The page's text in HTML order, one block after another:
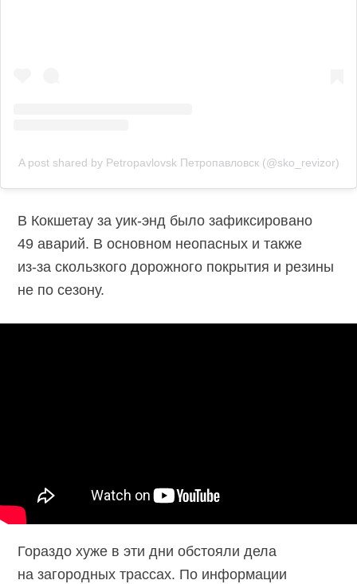
A post shared by Petropavlovsk Петропавловск (@sko_revizor)
В Кокшетау за уик-энд было зафиксировано
49 аварий. В основном неопасных и также
из-за скользкого дорожного покрытия и резины
не по сезону.
Гораздо хуже в эти дни обстояли дела
на загородных трассах. По информации